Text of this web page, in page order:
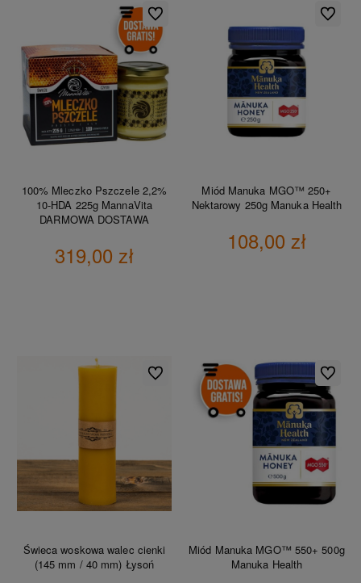
100% Mleczko Pszczele 2,2%
10-HDA 225g MannaVita
DARMOWA DOSTAWA
319,00 zł
Do ulubionych
Miód Manuka MGO™ 250+
Nektarowy 250g Manuka Health
108,00 zł
Do
Świeca woskowa walec cienki
(145 mm / 40 mm) Łysoń
Do ulubionych
Miód Manuka MGO™ 550+ 500g
Manuka Health
Do